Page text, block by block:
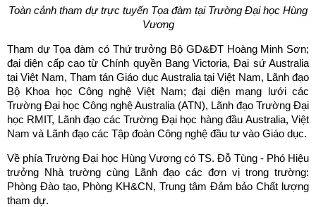
Toàn cảnh tham dự trực tuyến Tọa đàm tại Trường Đại học Hùng
Vương
Tham dự Tọa đàm có Thứ trưởng Bộ GD&ĐT Hoàng Minh Sơn;
đại diện cấp cao từ Chính quyền Bang Victoria, Đại sứ Australia
tại Việt Nam, Tham tán Giáo dục Australia tại Việt Nam, Lãnh đạo
Bộ Khoa học Công nghệ Việt Nam; đại diện mạng lưới các
Trường Đại học Công nghệ Australia (ATN), Lãnh đạo Trường Đại
học RMIT, Lãnh đạo các Trường Đại học hàng đầu Australia, Việt
Nam và Lãnh đạo các Tập đoàn Công nghệ đầu tư vào Giáo dục.
Về phía Trường Đại học Hùng Vương có TS. Đỗ Tùng - Phó Hiệu
trưởng Nhà trường cùng Lãnh đạo các đơn vị trong trường:
Phòng Đào tạo, Phòng KH&CN, Trung tâm Đảm bảo Chất lượng
tham dự.